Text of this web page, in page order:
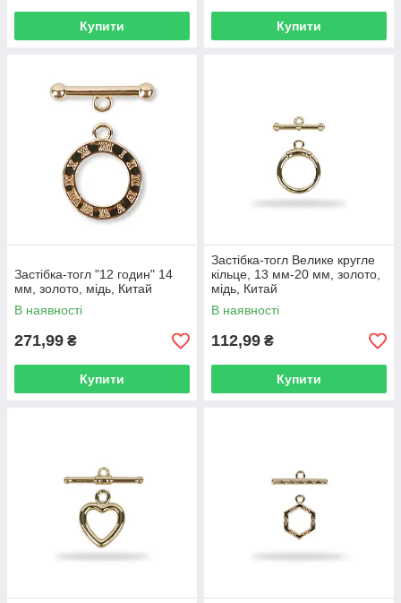
Купити Купити
Застібка-тогл "12 годин" 14
мм, золото, мідь, Китай
В наявності
271,99 ₴
Купити
Застібка-тогл Велике кругле
кільце, 13 мм-20 мм, золото,
мідь, Китай
В наявності
112,99 ₴
Купити